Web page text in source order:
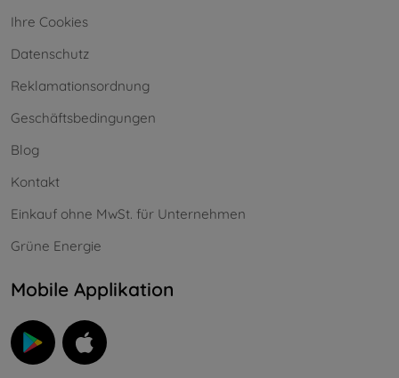
Ihre Cookies
Datenschutz
Reklamationsordnung
Geschäftsbedingungen
Blog
Kontakt
Einkauf ohne MwSt. für Unternehmen
Grüne Energie
Mobile Applikation